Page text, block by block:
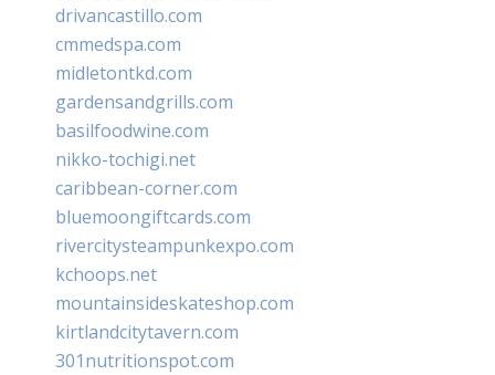
drivancastillo.com
cmmedspa.com
midletontkd.com
gardensandgrills.com
basilfoodwine.com
nikko-tochigi.net
caribbean-corner.com
bluemoongiftcards.com
rivercitysteampunkexpo.com
kchoops.net
mountainsideskateshop.com
kirtlandcitytavern.com
301nutritionspot.com